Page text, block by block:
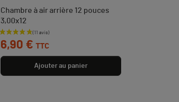
Chambre à air arrière 12 pouces
3,00x12
Prix
6,90 € TTC
Ajouter au panier